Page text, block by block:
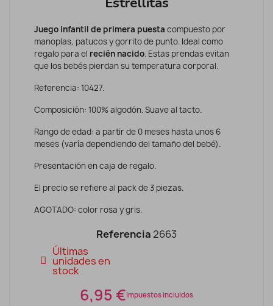
Juego infantil de primera puesta compuesto por
manoplas, patucos y gorrito de punto. Ideal como
regalo para el recién nacido. Estas prendas evitan
que los bebés pierdan su temperatura corporal.
Referencia: 10427.
Composición: 100% algodón. Suave al tacto.
Rango de edad: a partir de 0 meses hasta unos 6
meses (varía dependiendo del tamaño del bebé).
Presentación en caja de regalo.
El precio se refiere al pack de 3 piezas.
AGOTADO: color rosa y gris.
Referencia 2663
Últimas
unidades en
stock
6,95 €Impuestos incluidos